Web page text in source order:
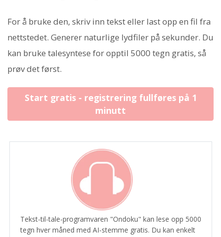
For å bruke den, skriv inn tekst eller last opp en fil fra
nettstedet. Generer naturlige lydfiler på sekunder. Du
kan bruke talesyntese for opptil 5000 tegn gratis, så
prøv det først.
Start gratis - registrering fullføres på 1
minutt
Tekst-til-tale-programvaren "Ondoku" kan lese opp 5000
tegn hver måned med AI-stemme gratis. Du kan enkelt